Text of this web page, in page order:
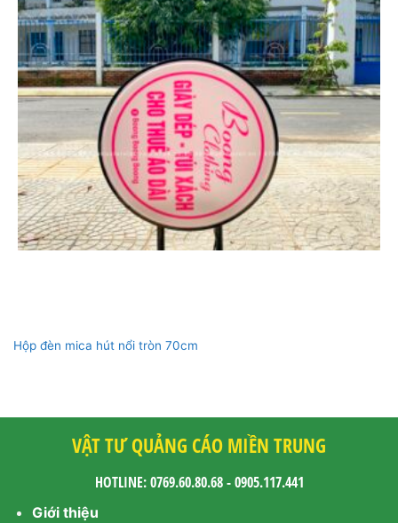
Hộp đèn mica hút nổi tròn 70cm
VẬT TƯ QUẢNG CÁO MIỀN TRUNG
HOTLINE: 0769.60.80.68 - 0905.117.441
Giới thiệu